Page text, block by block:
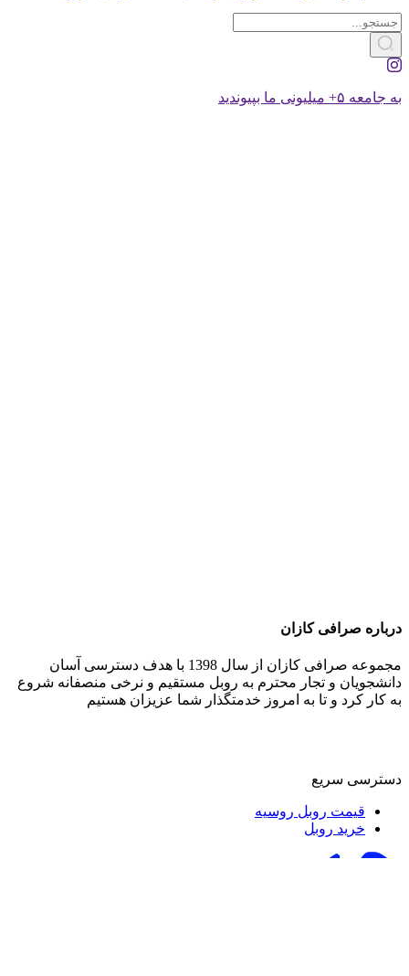
به جامعه ۵+ میلیونی ما بپیوندید
درباره صرافی کازان
مجموعه صرافی کازان از سال 1398 با هدف دسترسی آسان
دانشجویان و تجار محترم به روبل مستقیم و نرخی منصفانه شروع
به کار کرد و تا به امروز خدمتگذار شما عزیزان هستیم
دسترسی سریع
قیمت روبل روسیه
خرید روبل